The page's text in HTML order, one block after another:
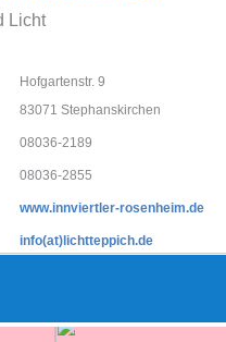
Licht
Hofgartenstr. 9
83071 Stephanskirchen
08036-2189
08036-2855
www.innviertler-rosenheim.de
info(at)lichtteppich.de